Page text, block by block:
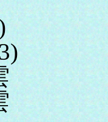
ラ
ラ